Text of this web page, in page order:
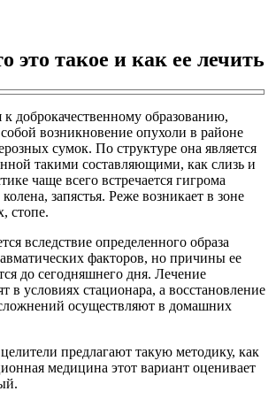
это такое и как ее лечить
к доброкачественному образованию,
возникновение опухоли в районе
сумок. По структуре она является
такими составляющими, как слизь и
чаще всего встречается гигрома
запястья. Реже возникает в зоне
стопе.
вследствие определенного образа
факторов, но причины ее
до сегодняшнего дня. Лечение
в условиях стационара, а восстановление
осуществляют в домашних
предлагают такую методику, как
медицина этот вариант оценивает